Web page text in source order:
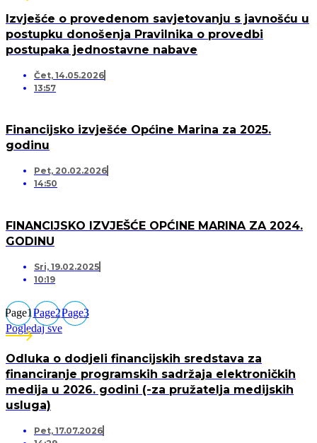
Izvješće o provedenom savjetovanju s javnošću u
postupku donošenja Pravilnika o provedbi
postupaka jednostavne nabave
Čet, 14.05.2026
13:57
Financijsko izvješće Općine Marina za 2025.
godinu
Pet, 20.02.2026
14:50
FINANCIJSKO IZVJEŠĆE OPĆINE MARINA ZA 2024.
GODINU
Sri, 19.02.2025
10:19
Page1Page2Page3
Pogledaj sve
Odluka o dodjeli financijskih sredstava za
financiranje programskih sadržaja elektroničkih
medija u 2026. godini (-za pružatelja medijskih
usluga)
Pet, 17.07.2026